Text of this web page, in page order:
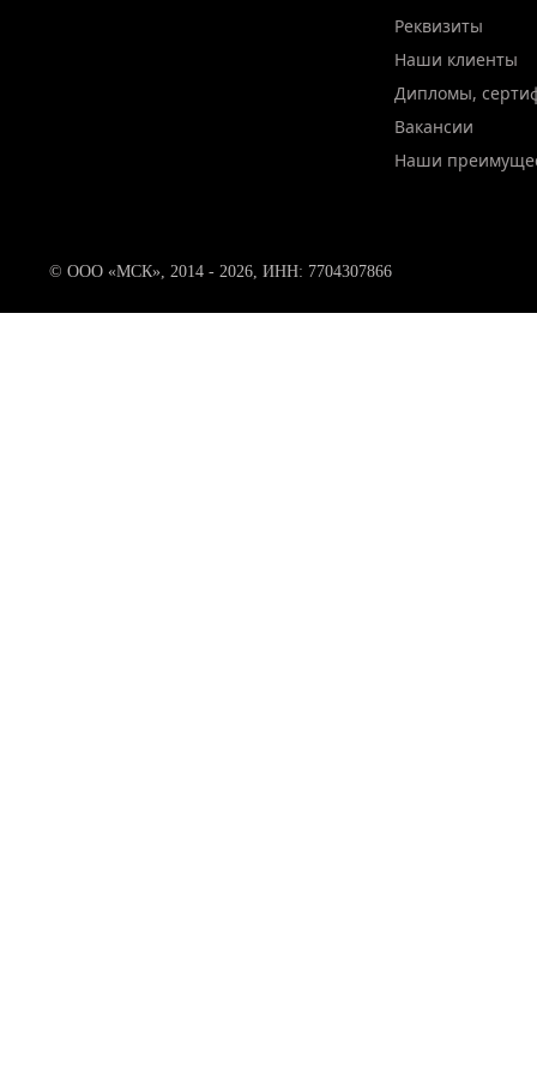
Реквизиты
Наши клиенты
Дипломы,
Вакансии
Наши
© ООО «МСК», 2014 - 2026, ИНН: 7704307866